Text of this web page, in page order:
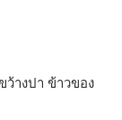
ว้างปา ข้าวของ